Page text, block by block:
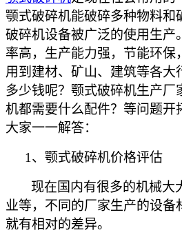
颚式破碎机能破碎多种物料和
破碎机设备被广泛的使用生产
率高，生产能力强，节能环保
用到建材、矿山、建筑等各大
多少钱呢？颚式破碎机生产厂
机都需要什么配件？等问题开
大家一一解答：
1 、颚式破碎机价格评估
现在国内有很多的机械大
业等，不同的厂家生产的设备
就有相对的差异。